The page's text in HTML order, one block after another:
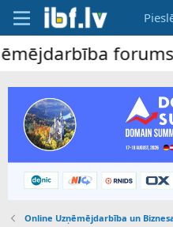
forums un
Online Uzņēmējdarbība un